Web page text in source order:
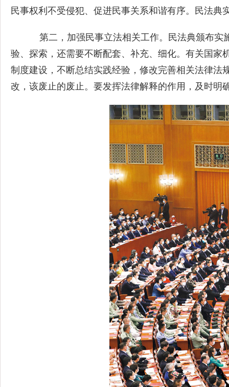
民事权利不受侵犯、促进民事关系和谐有序。民法
第二，加强民事立法相关工作。民法典颁布实
验、探索，还需要不断配套、补充、细化。有关国
制度建设，不断总结实践经验，修改完善相关法律
改，该废止的废止。要发挥法律解释的作用，及时